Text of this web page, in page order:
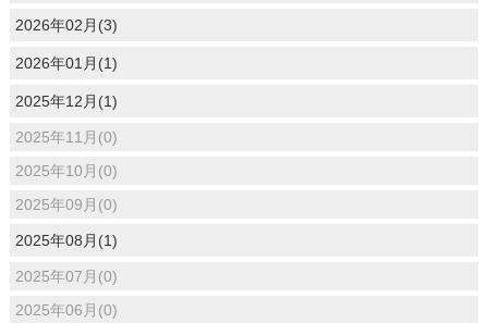
2026年02月(3)
2026年01月(1)
2025年12月(1)
2025年11月(0)
2025年10月(0)
2025年09月(0)
2025年08月(1)
2025年07月(0)
2025年06月(0)